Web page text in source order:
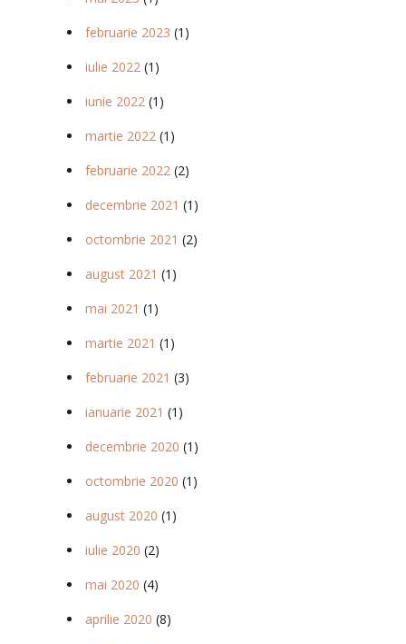
februarie 2023 (1)
iulie 2022 (1)
iunie 2022 (1)
martie 2022 (1)
februarie 2022 (2)
decembrie 2021 (1)
octombrie 2021 (2)
august 2021 (1)
mai 2021 (1)
martie 2021 (1)
februarie 2021 (3)
ianuarie 2021 (1)
decembrie 2020 (1)
octombrie 2020 (1)
august 2020 (1)
iulie 2020 (2)
mai 2020 (4)
aprilie 2020 (8)